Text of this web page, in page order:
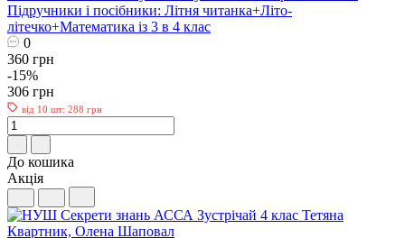
Пiдручники i посiбники: Літня читанка+Літо-
літечко+Математика із 3 в 4 клас
0
360 грн
-15%
306 грн
від 10 шт: 288 грн
До кошика
Акція